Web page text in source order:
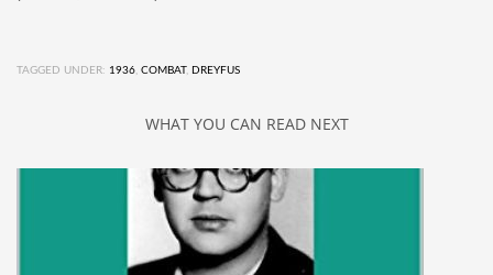
TAGGED UNDER: 1936 COMBAT, DREYFUS
WHAT YOU CAN READ NEXT